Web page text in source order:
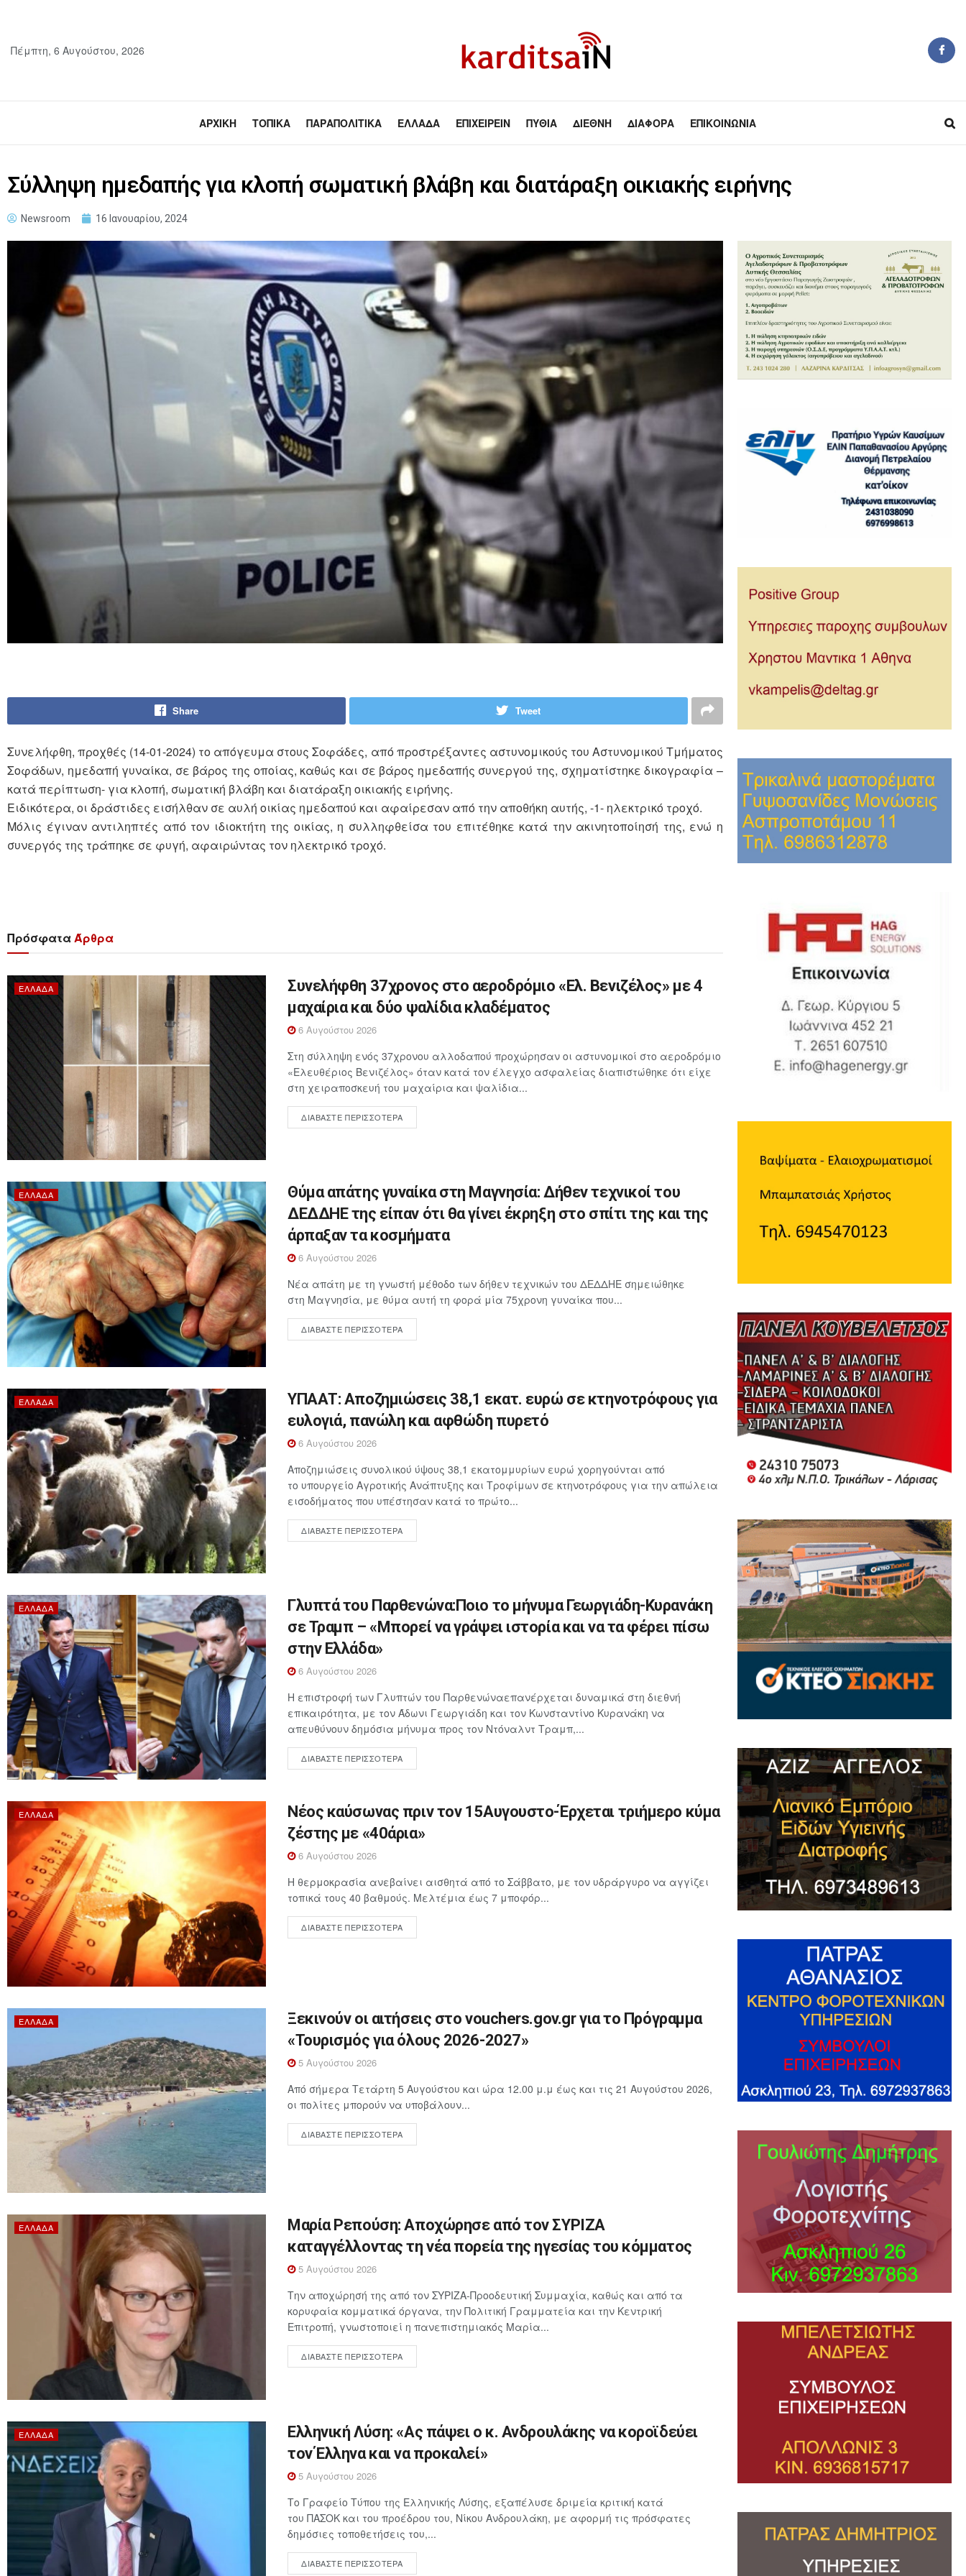
Πέμπτη, 6 Αυγούστου, 2026
ΑΡΧΙΚΉ ΤΟΠΙΚΆ ΠΑΡΑΠΟΛΙΤΙΚΆ ΕΛΛΆΔΑ ΕΠΙΧΕΙΡΕΊΝ ΠΥΘΊΑ ΔΙΕΘΝΉ ΔΙΆΦΟΡΑ ΕΠΙΚΟΙΝΩΝΊΑ
Σύλληψη ημεδαπής για κλοπή σωματική βλάβη και διατάραξη οικιακής ειρήνης
Newsroom 16 Ιανουαρίου, 2024
Share Tweet
Συνελήφθη, προχθές (14-01-2024) το απόγευμα στους Σοφάδες, από προστρέξαντες αστυνομικούς του Αστυνομικού Τμήματος
Σοφάδων, ημεδαπή γυναίκα, σε βάρος της οποίας, καθώς και σε βάρος ημεδαπής συνεργού της, σχηματίστηκε δικογραφία –
κατά περίπτωση- για κλοπή, σωματική βλάβη και διατάραξη οικιακής ειρήνης.
Ειδικότερα, οι δράστιδες εισήλθαν σε αυλή οικίας ημεδαπού και αφαίρεσαν από την αποθήκη αυτής, -1- ηλεκτρικό τροχό.
Μόλις έγιναν αντιληπτές από τον ιδιοκτήτη της οικίας, η συλληφθείσα του επιτέθηκε κατά την ακινητοποίησή της, ενώ η
συνεργός της τράπηκε σε φυγή, αφαιρώντας τον ηλεκτρικό τροχό.
ΠρόσφαταΆρθρα
ΕΛΛΆΔΑ
Συνελήφθη 37χρονος στο αεροδρόμιο «Ελ. Βενιζέλος» με 4
μαχαίρια και δύο ψαλίδια κλαδέματος
6 Αυγούστου 2026
Στη σύλληψη ενός 37χρονου αλλοδαπού προχώρησαν οι αστυνομικοί στο αεροδρόμιο
«Ελευθέριος Βενιζέλος» όταν κατά τον έλεγχο ασφαλείας διαπιστώθηκε ότι είχε
στη χειραποσκευή του μαχαίρια και ψαλίδια...
ΔΙΑΒΆΣΤΕ ΠΕΡΙΣΣΌΤΕΡΑ
ΕΛΛΆΔΑ
Θύμα απάτης γυναίκα στη Μαγνησία: Δήθεν τεχνικοί του
ΔΕΔΔΗΕ της είπαν ότι θα γίνει έκρηξη στο σπίτι της και της
άρπαξαν τα κοσμήματα
6 Αυγούστου 2026
Νέα απάτη με τη γνωστή μέθοδο των δήθεν τεχνικών του ΔΕΔΔΗΕ σημειώθηκε
στη Μαγνησία, με θύμα αυτή τη φορά μία 75χρονη γυναίκα που...
ΔΙΑΒΆΣΤΕ ΠΕΡΙΣΣΌΤΕΡΑ
ΕΛΛΆΔΑ
ΥΠΑΑΤ: Αποζημιώσεις 38,1 εκατ. ευρώ σε κτηνοτρόφους για
ευλογιά, πανώλη και αφθώδη πυρετό
6 Αυγούστου 2026
Αποζημιώσεις συνολικού ύψους 38,1 εκατομμυρίων ευρώ χορηγούνται από
το υπουργείο Αγροτικής Ανάπτυξης και Τροφίμων σε κτηνοτρόφους για την απώλεια
εισοδήματος που υπέστησαν κατά το πρώτο...
ΔΙΑΒΆΣΤΕ ΠΕΡΙΣΣΌΤΕΡΑ
ΕΛΛΆΔΑ
Γλυπτά του Παρθενώνα:Ποιο το μήνυμα Γεωργιάδη-Κυρανάκη
σε Τραμπ – «Μπορεί να γράψει ιστορία και να τα φέρει πίσω
στην Ελλάδα»
6 Αυγούστου 2026
Η επιστροφή των Γλυπτών του Παρθενώναεπανέρχεται δυναμικά στη διεθνή
επικαιρότητα, με τον Άδωνι Γεωργιάδη και τον Κωνσταντίνο Κυρανάκη να
απευθύνουν δημόσια μήνυμα προς τον Ντόναλντ Τραμπ,...
ΔΙΑΒΆΣΤΕ ΠΕΡΙΣΣΌΤΕΡΑ
ΕΛΛΆΔΑ
Νέος καύσωνας πριν τον 15Αυγουστο-Έρχεται τριήμερο κύμα
ζέστης με «40άρια»
6 Αυγούστου 2026
Η θερμοκρασία ανεβαίνει αισθητά από το Σάββατο, με τον υδράργυρο να αγγίζει
τοπικά τους 40 βαθμούς. Μελτέμια έως 7 μποφόρ...
ΔΙΑΒΆΣΤΕ ΠΕΡΙΣΣΌΤΕΡΑ
ΕΛΛΆΔΑ
Ξεκινούν οι αιτήσεις στο vouchers.gov.gr για το Πρόγραμμα
«Τουρισμός για όλους 2026-2027»
5 Αυγούστου 2026
Από σήμερα Τετάρτη 5 Αυγούστου και ώρα 12.00 μ.μ έως και τις 21 Αυγούστου 2026,
οι πολίτες μπορούν να υποβάλουν...
ΔΙΑΒΆΣΤΕ ΠΕΡΙΣΣΌΤΕΡΑ
ΕΛΛΆΔΑ
Μαρία Ρεπούση: Αποχώρησε από τον ΣΥΡΙΖΑ
καταγγέλλοντας τη νέα πορεία της ηγεσίας του κόμματος
5 Αυγούστου 2026
Την αποχώρησή της από τον ΣΥΡΙΖΑ-Προοδευτική Συμμαχία, καθώς και από τα
κορυφαία κομματικά όργανα, την Πολιτική Γραμματεία και την Κεντρική
Επιτροπή, γνωστοποιεί η πανεπιστημιακός Μαρία...
ΔΙΑΒΆΣΤΕ ΠΕΡΙΣΣΌΤΕΡΑ
ΕΛΛΆΔΑ
Ελληνική Λύση: «Ας πάψει ο κ. Ανδρουλάκης να κοροϊδεύει
τον Έλληνα και να προκαλεί»
5 Αυγούστου 2026
Το Γραφείο Τύπου της Ελληνικής Λύσης, εξαπέλυσε δριμεία κριτική κατά
του ΠΑΣΟΚ και του προέδρου του, Νίκου Ανδρουλάκη, με αφορμή τις πρόσφατες
δημόσιες τοποθετήσεις του,...
ΔΙΑΒΆΣΤΕ ΠΕΡΙΣΣΌΤΕΡΑ